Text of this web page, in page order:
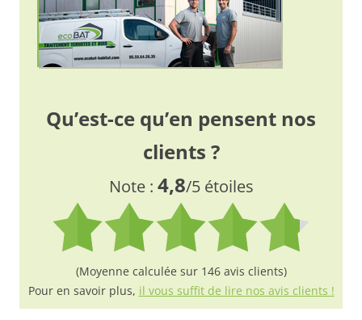
Qu’est-ce qu’en pensent nos
clients ?
Note : 4,8/5 étoiles
(Moyenne calculée sur 146 avis clients)
Pour en savoir plus, il vous suffit de lire nos avis clients !